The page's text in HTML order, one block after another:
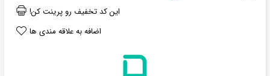
این کد تخفیف رو پرینت کن!
اضافه به علاقه مندی ها